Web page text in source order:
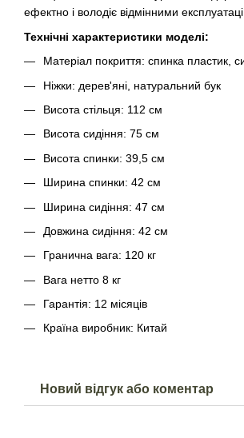
ефектно і володіє відмінними
Технічні характеристики моделі:
Матеріал покриття: спинка пластик,
Ніжки: дерев'яні, натуральний бук
Висота стільця: 112 см
Висота сидіння: 75 см
Висота спинки: 39,5 см
Ширина спинки: 42 см
Ширина сидіння: 47 см
Довжина сидіння: 42 см
Гранична вага: 120 кг
Вага нетто 8 кг
Гарантія: 12 місяців
Країна виробник: Китай
Новий відгук або коментар